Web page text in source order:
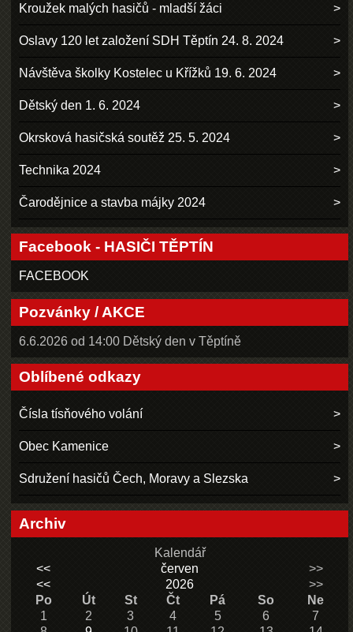
Kroužek malých hasičů - mladší žáci
Oslavy 120 let založení SDH Těptín 24. 8. 2024
Návštěva školky Kostelec u Křížků 19. 6. 2024
Dětský den 1. 6. 2024
Okrsková hasičská soutěž 25. 5. 2024
Technika 2024
Čarodějnice a stavba májky 2024
Facebook - HASIČI TĚPTÍN
FACEBOOK
Pozvánky / AKCE
6.6.2026 od 14:00 Dětský den v Těptíně
Oblíbené odkazy
Čísla tísňového volání
Obec Kamenice
Sdružení hasičů Čech, Moravy a Slezska
Archiv
Kalendář
<<
červen
>>
<<
2026
>>
Po
Út St Čt Pá So
Ne
1
2 3 4 5 6
7